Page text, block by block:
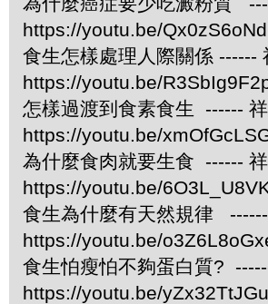
https://youtu.be/
食生怎樣處理人際關係 ------
https://youtu.be/
怎樣過渡到食素食生 ------
https://youtu.be/
為什麼食肉就要生食 ------
https://youtu.be/
食生為什麼有天然規律
https://youtu.be/
食生怕瘦怕不夠蛋白質?
https://youtu.be/